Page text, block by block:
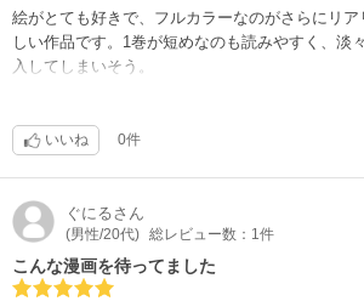
絵がとても好きで、フルカラーなのがさらにリア
しい作品です。1巻が短めなのも読みやすく、淡
入してしまいそう。
いいね 0件
ぐにるさん
(男性/20代) 総レビュー数：1件
こんな漫画を待ってました